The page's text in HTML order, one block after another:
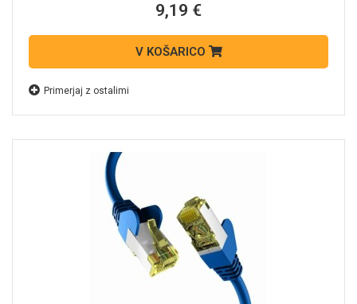
9,19 €
V KOŠARICO
Primerjaj z ostalimi